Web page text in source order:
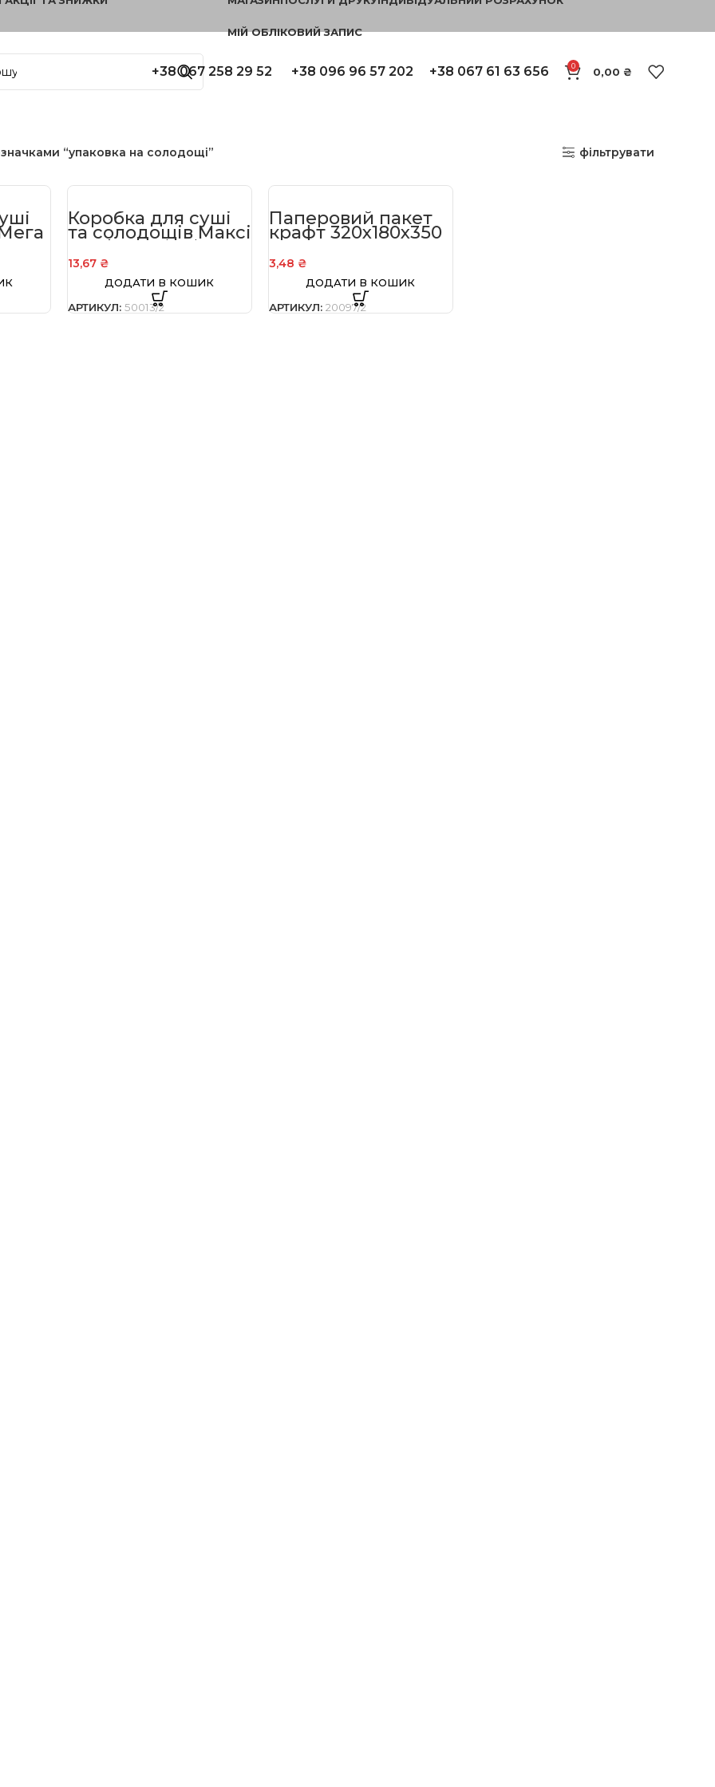
МІЙ ОБЛІКОВИЙ ЗАПИС
+38 067 258 29 52 +38 096 96 57 202 +38 067 61 63 656 0 0,00 ₴
“упаковка на солодощі” фільтрувати
Коробка для суші
та солодощів Максі
Крафт 200*50*130
13,67 ₴
ДОДАТИ В КОШИК
АРТИКУЛ: 50013/2
Паперовий пакет
крафт 320х180х350
3,48 ₴
ДОДАТИ В КОШИК
АРТИКУЛ: 20097/2